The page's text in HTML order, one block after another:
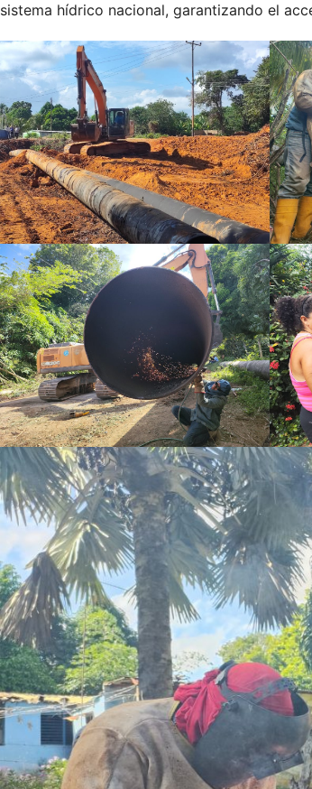
sistema hídrico nacional, garantizando el